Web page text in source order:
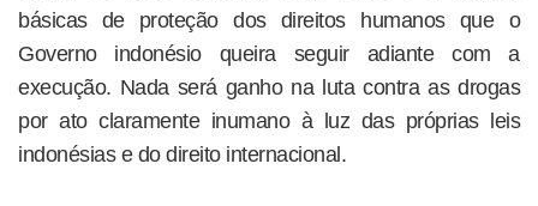
básicas de proteção dos direitos humanos que o
Governo indonésio queira seguir adiante com a
execução. Nada será ganho na luta contra as drogas
por ato claramente inumano à luz das próprias leis
indonésias e do direito internacional.